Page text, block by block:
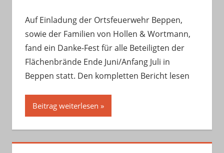
Auf Einladung der Ortsfeuerwehr Beppen,
sowie der Familien von Hollen & Wortmann,
fand ein Danke-Fest für alle Beteiligten der
Flächenbrände Ende Juni/Anfang Juli in
Beppen statt. Den kompletten Bericht lesen
Beitrag weiterlesen